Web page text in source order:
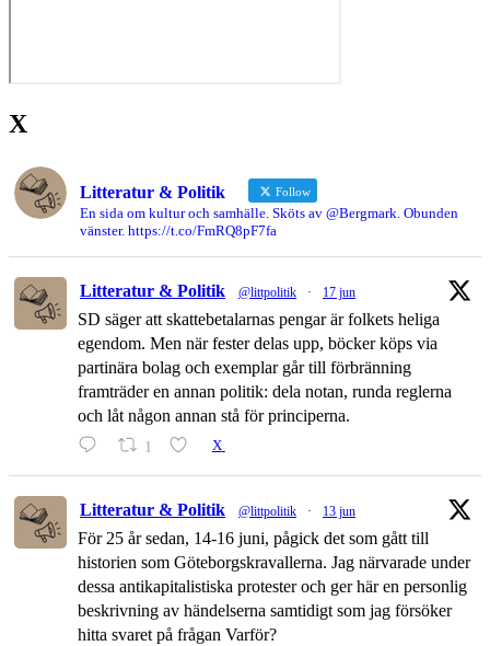
X
Litteratur & Politik Follow
En sida om kultur och samhälle. Sköts av @Bergmark. Obunden
vänster. https://t.co/FmRQ8pF7fa
Litteratur & Politik @littpolitik · 17 jun
SD säger att skattebetalarnas pengar är folkets heliga
egendom. Men när fester delas upp, böcker köps via
partinära bolag och exemplar går till förbränning
framträder en annan politik: dela notan, runda reglerna
och låt någon annan stå för principerna.
1 X
Litteratur & Politik @littpolitik · 13 jun
För 25 år sedan, 14-16 juni, pågick det som gått till
historien som Göteborgskravallerna. Jag närvarade under
dessa antikapitalistiska protester och ger här en personlig
beskrivning av händelserna samtidigt som jag försöker
hitta svaret på frågan Varför?